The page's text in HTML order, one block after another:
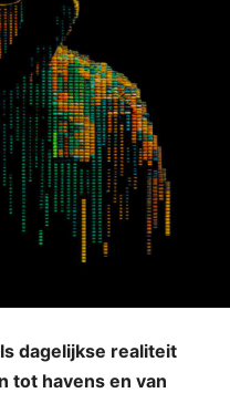
dagelijkse realiteit
tot havens en van